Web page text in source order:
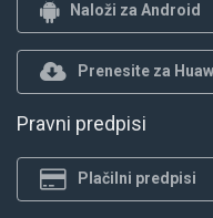
Naloži za Android
Prenesite za
Pravni predpisi
Plačilni predpisi